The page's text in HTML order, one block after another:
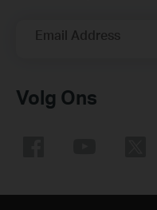
Email Address
Volg Ons